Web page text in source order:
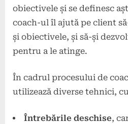
obiectivele și se definesc
coach-ul îl ajută pe client
și obiectivele, și să-și
pentru a le atinge.
În cadrul procesului de
utilizează diverse tehnici,
Întrebările deschise,